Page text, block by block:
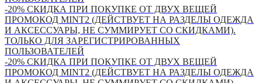
-20% СКИДКА ПРИ ПОКУПКЕ ОТ ДВУХ ВЕЩЕЙ
ПРОМОКОД MINT2 (ДЕЙСТВУЕТ НА РАЗДЕЛЫ ОДЕЖДА
И АКСЕССУАРЫ, НЕ СУММИРУЕТ СО СКИДКАМИ).
ТОЛЬКО ДЛЯ ЗАРЕГИСТРИРОВАННЫХ
ПОЛЬЗОВАТЕЛЕЙ
-20% СКИДКА ПРИ ПОКУПКЕ ОТ ДВУХ ВЕЩЕЙ
ПРОМОКОД MINT2 (ДЕЙСТВУЕТ НА РАЗДЕЛЫ ОДЕЖДА